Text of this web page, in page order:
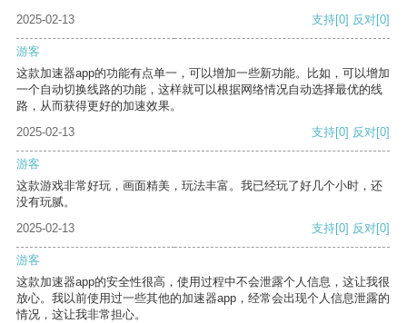
2025-02-13 支持[0] 反对[0]
游客
这款加速器app的功能有点单一，可以增加一些新功能。比如，可以增加
一个自动切换线路的功能，这样就可以根据网络情况自动选择最优的线
路，从而获得更好的加速效果。
2025-02-13
支持[0] 反对[0]
游客
这款游戏非常好玩，画面精美，玩法丰富。我已经玩了好几个小时，还
没有玩腻。
2025-02-13
支持[0] 反对[0]
游客
这款加速器app的安全性很高，使用过程中不会泄露个人信息，这让我很
放心。我以前使用过一些其他的加速器app，经常会出现个人信息泄露的
情况，这让我非常担心。